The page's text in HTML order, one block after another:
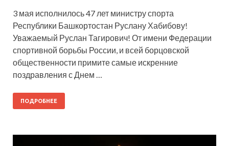
3 мая исполнилось 47 лет министру спорта
Республики Башкортостан Руслану Хабибову!
Уважаемый Руслан Тагирович! От имени Федерации
спортивной борьбы России, и всей борцовской
общественности примите самые искренние
поздравления с Днем …
ПОДРОБНЕЕ